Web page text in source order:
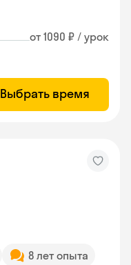
от 1090 ₽ / урок
Выбрать время
8 лет опыта